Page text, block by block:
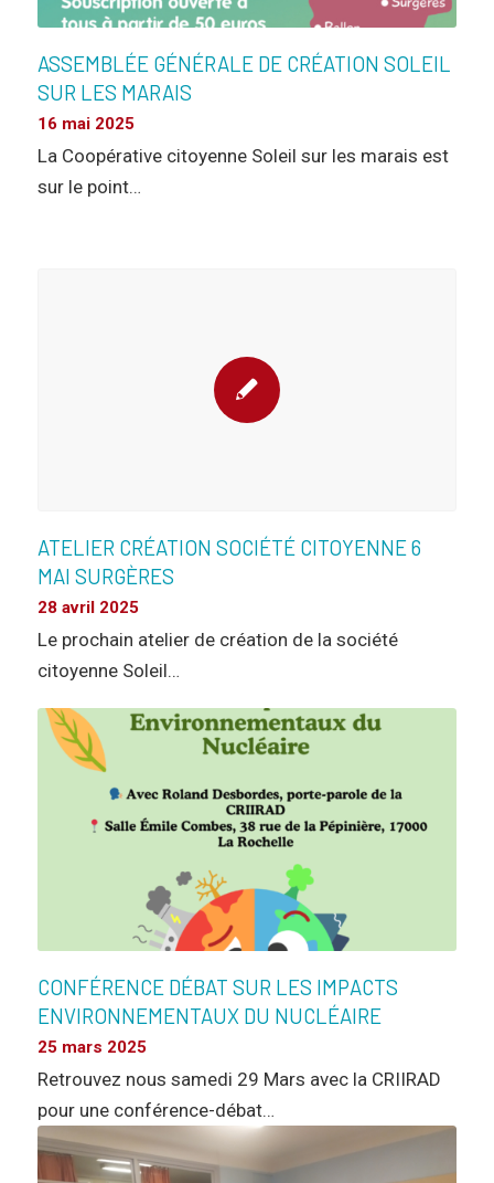
ASSEMBLÉE GÉNÉRALE DE CRÉATION SOLEIL
SUR LES MARAIS
16 mai 2025
La Coopérative citoyenne Soleil sur les marais est
sur le point…
ATELIER CRÉATION SOCIÉTÉ CITOYENNE 6
MAI SURGÈRES
28 avril 2025
Le prochain atelier de création de la société
citoyenne Soleil…
CONFÉRENCE DÉBAT SUR LES IMPACTS
ENVIRONNEMENTAUX DU NUCLÉAIRE
25 mars 2025
Retrouvez nous samedi 29 Mars avec la CRIIRAD
pour une conférence-débat…